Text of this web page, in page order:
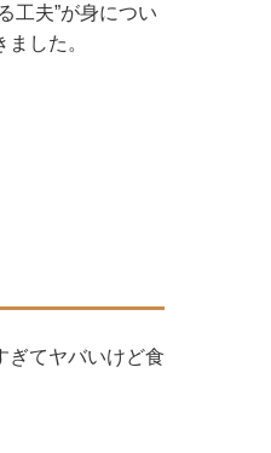
工夫”が身につい
ました。
ぎてヤバいけど食